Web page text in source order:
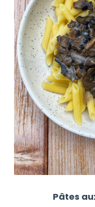
Pâtes